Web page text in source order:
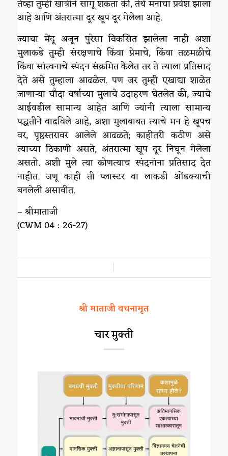
तेव्हा तुम्ही खात्रीने सांगू शकता की, तेथे मनाचा प्रवेश झाला
आहे आणि अंतरात्मा दूर खूप दूर गेलेला आहे.
ज्याचा मेंदू अजून पुरेसा विकसित झालेला नाही अशा
मुलाकडे तुम्ही संरक्षणाचे किंवा प्रेमाचे, किंवा तळमळीचे
किंवा सांत्वनाचे स्पंदन संक्रमित केलेत तर ते त्याला प्रतिसाद
देते असे तुम्हाला आढळेल. पण जर तुम्ही एखाद्या शाळेत
जाणाऱ्या चौदा वर्षाच्या मुलाचे उदाहरण घेतलेत की, ज्याचे
आईवडील सामान्य आहेत आणि ज्यांनी त्याला सामान्य
पद्धतीने वाढविले आहे, अशा मुलाबाबत त्याचे मन हे खूपच
वर, पृष्ठस्तरावर आलेले आढळते; काहीतरी कठीण असे
त्याच्या ठिकाणी असते, अंतरात्मा खूप दूर निघून गेलेला
असतो. अशी मुले त्या कोणत्याच स्पंदनांना प्रतिसाद देत
नाहीत. जणू काही ती प्लास्टर वा लाकडी ओंडक्याची
बनलेली असावीत.
– श्रीमाताजी
(CWM 04 : 26-27)
श्री माताजी वचनामृत
चार मुक्ती